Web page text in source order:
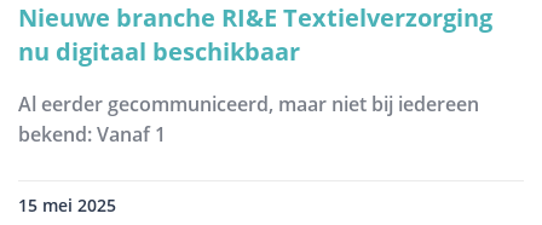
Nieuwe branche RI&E Textielverzorging
nu digitaal beschikbaar
Al eerder gecommuniceerd, maar niet bij iedereen
bekend: Vanaf 1
15 mei 2025